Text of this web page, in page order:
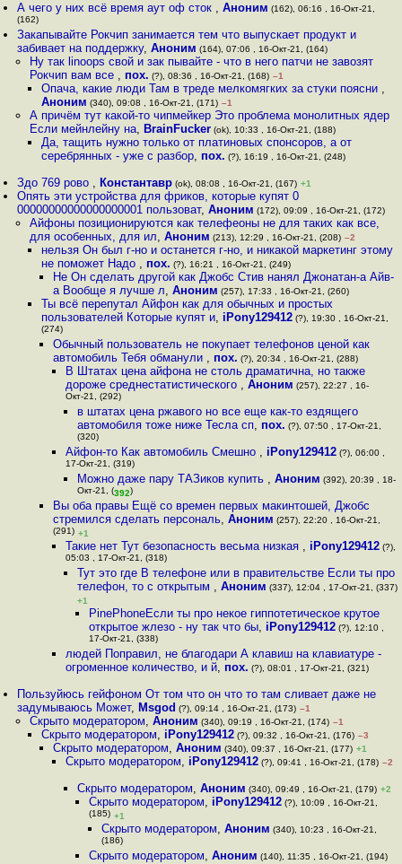
А чего у них всё время аут оф сток ,Аноним (162), 06:16 , 16-Окт-21,
(162)
Закапывайте Рокчип занимается тем что выпускает продукт и
забивает на поддержку,Аноним (164), 07:06 , 16-Окт-21, (164)
Ну так linoops свой и зак пывайте - что в него патчи не завозят
Рокчип вам все , пох. (?), 08:36 , 16-Окт-21, (168) –1
Опача, какие люди Там в треде мелкомягких за стуки поясни ,
Аноним (340), 09:08 , 16-Окт-21, (171) –1
А причём тут какой-то чипмейкер Это проблема монолитных ядер
Если мейнлейну на, BrainFucker(ok), 10:33 , 16-Окт-21, (188)
Да, тащить нужно только от платиновых спонсоров, а от
серебрянных - уже с разбор, пох. (?), 16:19 , 16-Окт-21, (248)
Здо 769 рово , Константавр (ok), 08:08 , 16-Окт-21, (167) +1
Опять эти устройства для фриков, которые купят 0
00000000000000000001 пользоват,Аноним (172), 09:09 , 16-Окт-21, (172)
Айфоны позиционируются как телефеоны не для таких как все,
для особенных, для ил, Аноним (213), 12:29 , 16-Окт-21, (208) –2
нельзя Он был г-но и останется г-но, и никакой маркетинг этому
не поможет Надо , пох. (?), 16:21 , 16-Окт-21, (249)
Не Он сделать другой как Джобс Стив нанял Джонатан-а Айв-
а Вообще я лучше л,Аноним (257), 17:33 , 16-Окт-21, (260)
Ты всё перепутал Айфон как для обычных и простых
пользователей Которые купят и, iPony129412(?), 19:30 , 16-Окт-21,
(274)
Обычный пользователь не покупает телефонов ценой как
автомобиль Тебя обманули , пох. (?), 20:34 , 16-Окт-21, (288)
В Штатах цена айфона не столь драматична, но также
дороже среднестатистического , Аноним (257), 22:27 , 16-
Окт-21, (292)
в штатах цена ржавого но все еще как-то ездящего
автомобиля тоже ниже Тесла сп, пох. (?), 07:50 , 17-Окт-21,
(320)
Айфон-то Как автомобиль Смешно , iPony129412(?), 06:00 ,
17-Окт-21, (319)
Можно даже пару ТАЗиков купить , Аноним (392), 20:39 , 18-
Окт-21, (392)
Вы оба правы Ещё со времен первых макинтошей, Джобс
стремился сделать персональ,Аноним (257), 22:20 , 16-Окт-21,
(291) +1
Такие нет Тут безопасность весьма низкая , iPony129412(?),
05:03 , 17-Окт-21, (318)
Тут это где В телефоне или в правительстве Если ты про
телефон, то с открытым , Аноним (337), 12:04 , 17-Окт-21, (337)
+1
PinePhoneЕсли ты про некое гиппотетическое крутое
открытое жлезо - ну так что бы, iPony129412 (?), 12:10 ,
17-Окт-21, (338)
людей Поправил, не благодари А клавиш на клавиатуре -
огроменное количество, и й, пох. (?), 08:01 , 17-Окт-21, (321)
Пользуйюсь гейфоном От том что он что то там сливает даже не
задумываюсь Может, Msgod (?), 09:14 , 16-Окт-21, (173) –1
Скрыто модератором, Аноним (340), 09:19 , 16-Окт-21, (174) –1
Скрыто модератором, iPony129412(?), 09:32 , 16-Окт-21, (176) –3
Скрыто модератором,Аноним (340), 09:37 , 16-Окт-21, (177) +1
Скрыто модератором, iPony129412(?), 09:41 , 16-Окт-21, (178) –2
Скрыто модератором, Аноним (340), 09:49 , 16-Окт-21, (179) +2
Скрыто модератором, iPony129412 (?), 10:09 , 16-Окт-21,
(185) +1
Скрыто модератором, Аноним (340), 10:23 , 16-Окт-21,
(186)
Скрыто модератором,Аноним (140), 11:35 , 16-Окт-21, (194)